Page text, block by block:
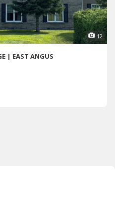
12
| EAST ANGUS